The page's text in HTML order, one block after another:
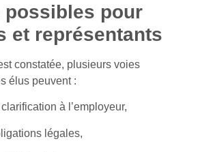
possibles pour
et représentants
constatée, plusieurs voies
élus peuvent :
à l’employeur,
légales,